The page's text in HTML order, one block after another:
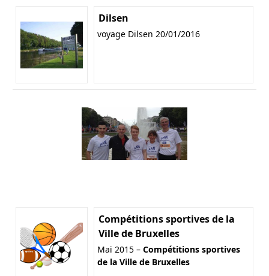
Dilsen
voyage Dilsen 20/01/2016
Compétitions sportives de la
Ville de Bruxelles
Mai 2015 – Compétitions sportives
de la Ville de Bruxelles